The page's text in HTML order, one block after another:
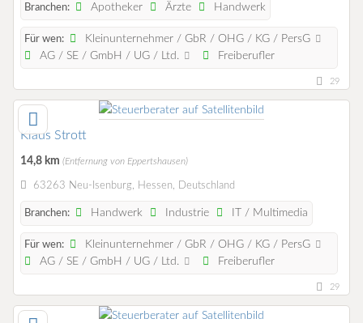
Branchen: Apotheker Ärzte Handwerk
Für wen:
Kleinunternehmer / GbR / OHG / KG / PersG
AG / SE / GmbH / UG / Ltd.
Freiberufler
29
Klaus Strott
14,8 km (Entfernung von Eppertshausen)
63263 Neu-Isenburg, Hessen, Deutschland
Branchen: Handwerk Industrie IT / Multimedia
Für wen:
Kleinunternehmer / GbR / OHG / KG / PersG
AG / SE / GmbH / UG / Ltd.
Freiberufler
29